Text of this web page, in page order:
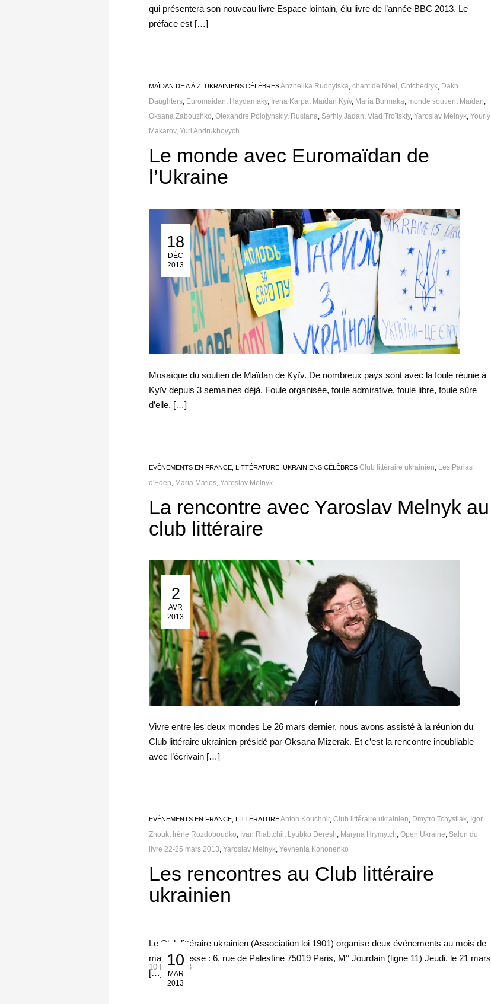
qui présentera son nouveau livre Espace lointain, élu livre de l’année BBC 2013. Le
préface est […]
MAÏDAN DE A À Z ,UKRAINIENS CÉLÈBRES Anzhelika Rudnytska ,chant de Noël ,Chtchedryk Dakh
Daughters Euromaidan Haydamaky, Irena Karpa Maïdan Kyïv, Maria Burmaka monde soutient Maïdan
Oksana Zabouzhko ,Olexandre Polojynskiy, Ruslana Serhiy Jadan ,Vlad Troïtskiy,Yaroslav Melnyk ,Youriy
Makarov,Yuri Andrukhovych
Le monde avec Euromaïdan de
l’Ukraine
18
DÉC
2013
18 Déc 2013
Mosaïque du soutien de Maïdan de Kyïv. De nombreux pays sont avec la foule réunie à
Kyïv depuis 3 semaines déjà. Foule organisée, foule admirative, foule libre, foule sûre
d’elle, […]
EVÈNEMENTS EN FRANCE ,LITTÉRATURE ,UKRAINIENS CÉLÈBRES Club littéraire ukrainien
Les Parias
d'Eden
Maria Matios ,Yaroslav Melnyk
La rencontre avec Yaroslav Melnyk au
club littéraire
2
AVR
2013
02 Avr 2013
Vivre entre les deux mondes Le 26 mars dernier, nous avons assisté à la réunion du
Club littéraire ukrainien présidé par Oksana Mizerak. Et c’est la rencontre inoubliable
avec l’écrivain […]
EVÈNEMENTS EN FRANCE ,LITTÉRATURE Anton Kouchnir,Club littéraire ukrainien Dmytro Tchystiak Igor
Zhouk Irène Rozdoboudko Ivan Riabtchii Lyubko Deresh Maryna Hrymytch ,Open Ukraine
Salon du
livre 22-25 mars 2013 ,Yaroslav Melnyk ,Yevhenia Kononenko
Les rencontres au Club littéraire
ukrainien
10
MAR
2013
10 Mar 2013
Le Club littéraire ukrainien (Association loi 1901) organise deux événements au mois de
mars. Adresse : 6, rue de Palestine 75019 Paris, M° Jourdain (ligne 11) Jeudi, le 21 mars
[…]